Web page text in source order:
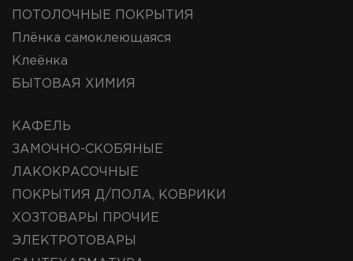
ПОТОЛОЧНЫЕ ПОКРЫТИЯ
Плёнка самоклеющаяся
Клеёнка
БЫТОВАЯ ХИМИЯ
КАФЕЛЬ
ЗАМОЧНО-СКОБЯНЫЕ
ЛАКОКРАСОЧНЫЕ
ПОКРЫТИЯ Д/ПОЛА, КОВРИКИ
ХОЗТОВАРЫ ПРОЧИЕ
ЭЛЕКТРОТОВАРЫ